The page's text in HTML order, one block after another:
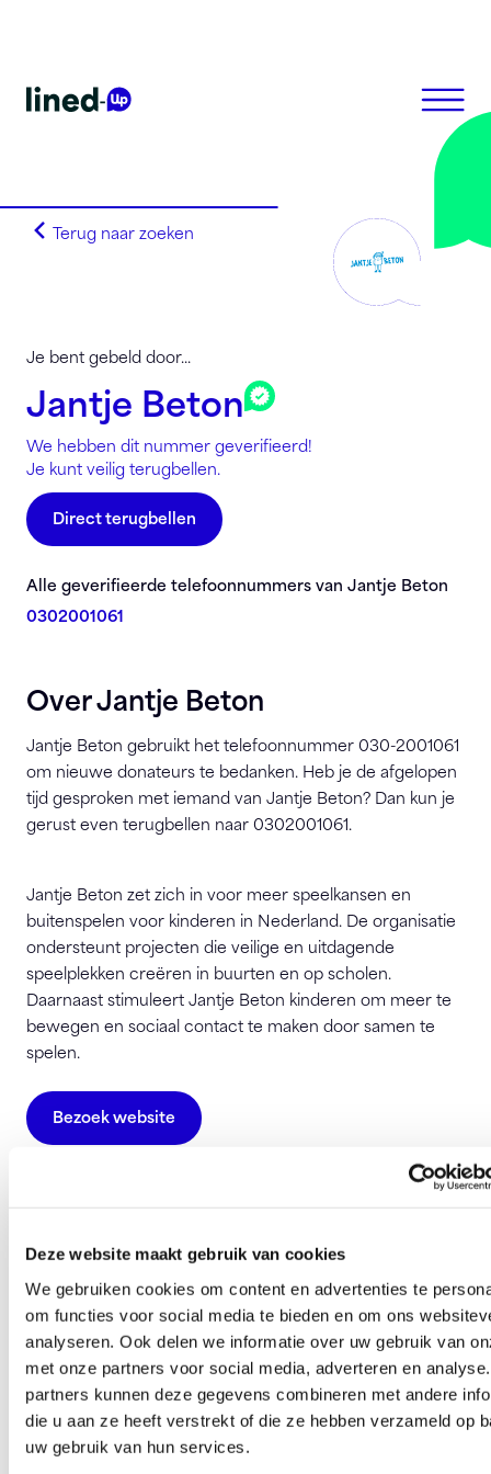
Deze website maakt gebruik van cookies
We gebruiken cookies om content en advertenties te
om functies voor social media te bieden en om ons
analyseren. Ook delen we informatie over uw gebruik van
met onze partners voor social media, adverteren en
partners kunnen deze gegevens combineren met andere
die u aan ze heeft verstrekt of die ze hebben verzameld op
uw gebruik van hun services.
Terug naar zoeken
Je bent gebeld door...
Jantje Beton
We hebben dit nummer geverifieerd!
Je kunt veilig terugbellen.
Direct terugbellen
Alle geverifieerde telefoonnummers van Jantje Beton
0302001061
Over Jantje Beton
Jantje Beton gebruikt het telefoonnummer 030-2001061
om nieuwe donateurs te bedanken. Heb je de afgelopen
tijd gesproken met iemand van Jantje Beton? Dan kun je
gerust even terugbellen naar 0302001061.
Jantje Beton zet zich in voor meer speelkansen en
buitenspelen voor kinderen in Nederland. De organisatie
ondersteunt projecten die veilige en uitdagende
speelplekken creëren in buurten en op scholen.
Daarnaast stimuleert Jantje Beton kinderen om meer te
bewegen en sociaal contact te maken door samen te
spelen.
Bezoek website
Arthur van Schendelstraat 550
info@jantjebeton.nl
Deze pagina is 255 keer bezocht.
Homepagina
Lined-Up Business
Tarieven
Stel je vragen
Registreren